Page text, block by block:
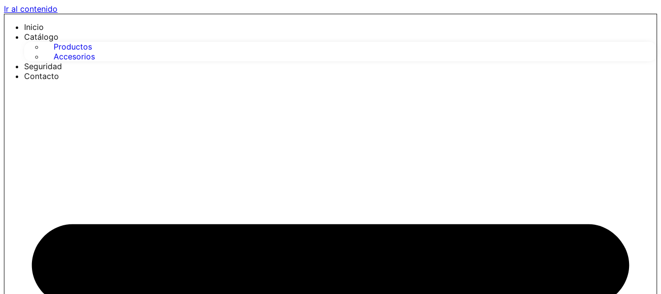
Ir al contenido
Inicio
Catálogo
Productos
Accesorios
Seguridad
Contacto